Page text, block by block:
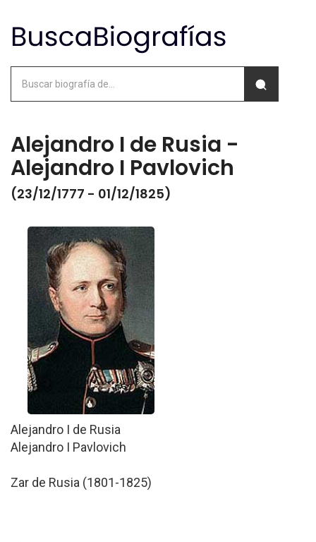
Alejandro I de Rusia -
Alejandro I Pavlovich
(23/12/1777 - 01/12/1825)
Alejandro I de Rusia
Alejandro I Pavlovich
Zar de Rusia (1801-1825)